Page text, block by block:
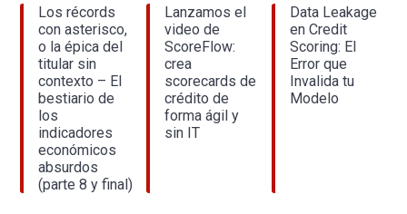
Los récords
con asterisco,
o la épica del
titular sin
contexto – El
bestiario de
los
indicadores
económicos
absurdos
(parte 8 y final)
Lanzamos el
video de
ScoreFlow:
crea
scorecards de
crédito de
forma ágil y
sin IT
Data Leakage
en Credit
Scoring: El
Error que
Invalida tu
Modelo